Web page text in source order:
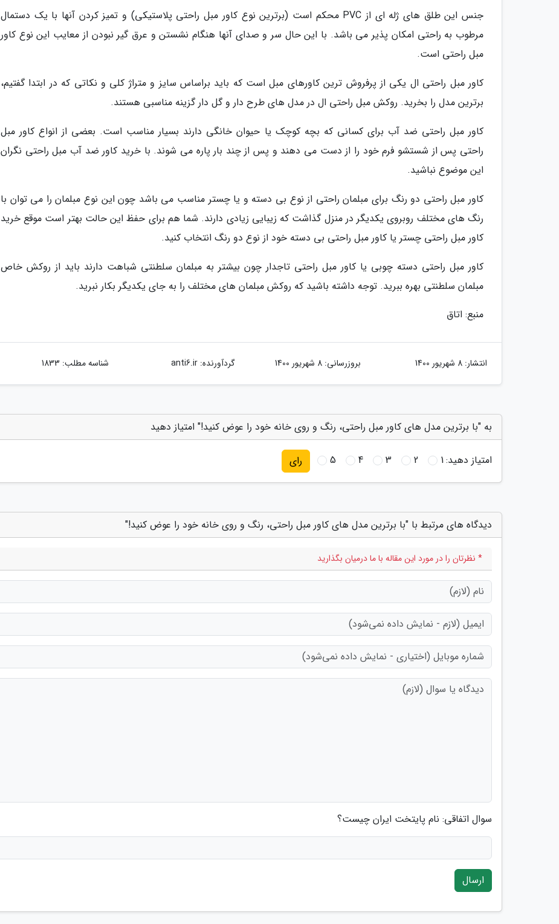
جنس این طلق های ژله ای از PVC محکم است (برترین نوع کاور مبل راحتی پلاستیکی) و تمیز کردن آنها با یک دستمال
مرطوب به راحتی امکان پذیر می باشد. با این حال سر و صدای آنها هنگام نشستن و عرق گیر نبودن از معایب این نوع کاور
مبل راحتی است.
کاور مبل راحتی ال یکی از پرفروش ترین کاورهای مبل است که باید براساس سایز و متراژ کلی و نکاتی که در ابتدا گفتیم،
برترین مدل را بخرید. روکش مبل راحتی ال در مدل های طرح دار و گل دار گزینه مناسبی هستند.
کاور مبل راحتی ضد آب برای کسانی که بچه کوچک یا حیوان خانگی دارند بسیار مناسب است. بعضی از انواع کاور مبل
راحتی پس از شستشو فرم خود را از دست می دهند و پس از چند بار پاره می شوند. با خرید کاور ضد آب مبل راحتی نگران
این موضوع نباشید.
کاور مبل راحتی دو رنگ برای مبلمان راحتی از نوع بی دسته و یا چستر مناسب می باشد چون این نوع مبلمان را می توان با
رنگ های مختلف روبروی یکدیگر در منزل گذاشت که زیبایی زیادی دارند. شما هم برای حفظ این حالت بهتر است موقع خرید
کاور مبل راحتی چستر یا کاور مبل راحتی بی دسته خود از نوع دو رنگ انتخاب کنید.
کاور مبل راحتی دسته چوبی یا کاور مبل راحتی تاجدار چون بیشتر به مبلمان سلطنتی شباهت دارند باید از روکش خاص
مبلمان سلطنتی بهره ببرید. توجه داشته باشید که روکش مبلمان های مختلف را به جای یکدیگر بکار نبرید.
منبع: اتاق
انتشار: 8 شهریور 1400 بروزرسانی: 8 شهریور 1400 گردآورنده:anti6.ir شناسه مطلب: 1833
به "با برترین مدل های کاور مبل راحتی، رنگ و روی خانه خود را عوض کنید!" امتیاز دهید
امتیاز دهید:1
2
3
4
5 رای
دیدگاه های مرتبط با "با برترین مدل های کاور مبل راحتی، رنگ و روی خانه خود را عوض کنید!"
* نظرتان را در مورد این مقاله با ما درمیان بگذارید
سوال اتفاقی: نام پایتخت ایران چیست؟
ارسال